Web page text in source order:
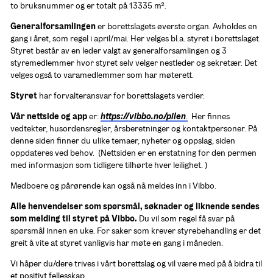
to bruksnummer og er totalt på 13335 m2.
Generalforsamlingen er borettslagets øverste organ. Avholdes en
gang i året, som regel i april/mai. Her velges bl.a. styret i borettslaget.
Styret består av en leder valgt av generalforsamlingen og 3
styremedlemmer hvor styret selv velger nestleder og sekretær. Det
velges også to varamedlemmer som har møterett.
Styret har forvalteransvar for borettslagets verdier.
Vår nettside og app er: https://vibbo.no/pilen.
  Her finnes
vedtekter, husordensregler, årsberetninger og kontaktpersoner. På
denne siden finner du ulike temaer, nyheter og oppslag, siden
oppdateres ved behov.  (Nettsiden er en erstatning for den permen
med informasjon som tidligere tilhørte hver leilighet. )
Medboere og pårørende kan også nå meldes inn i Vibbo.
Alle henvendelser som spørsmål, søknader og liknende sendes
som melding til styret på Vibbo. Du vil som regel få svar på
spørsmål innen en uke. For saker som krever styrebehandling er det
greit å vite at styret vanligvis har møte en gang i måneden.
Vi håper du/dere trives i vårt borettslag og vil være med på å bidra til